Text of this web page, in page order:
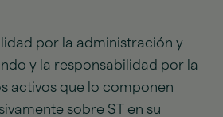
por la administración y
y la responsabilidad por la
activos que lo componen
sobre ST en su